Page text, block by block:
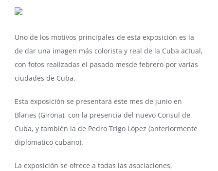
Uno de los motivos principales de esta exposición es la
de dar una imagen más colorista y real de la Cuba actual,
con fotos realizadas el pasado mesde febrero por varias
ciudades de Cuba.
Esta exposición se presentará este mes de junio en
Blanes (Girona), con la presencia del nuevo Consul de
Cuba, y también la de Pedro Trigo López (anteriormente
diplomatico cubano).
La exposición se ofrece a todas las asociaciones,